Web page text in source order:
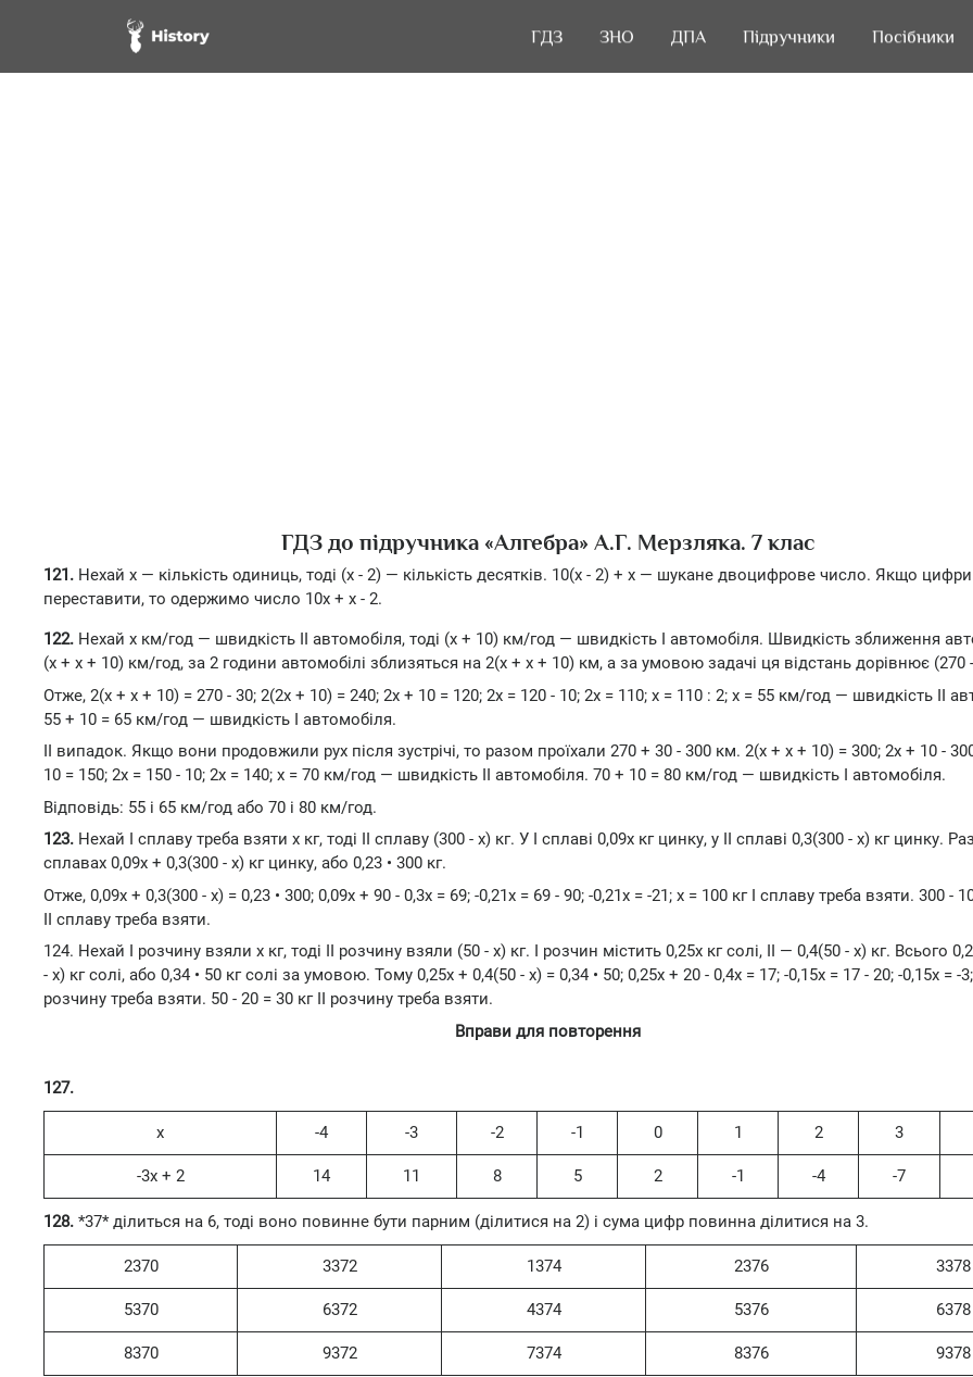
ГДЗ
ГДЗ ЗНО
ЗНО ДПА
ДПА Підручники
Підручники Посібники
Посібники
ГДЗ до підручника «Алгебра» А.Г. Мерзляка. 7 клас
121. Нехай х — кількість одиниць, тоді (х - 2) — кількість десятків. 10(х - 2) + х — шукане двоцифрове число. Якщо
переставити, то одержимо число 10х + х - 2.
122. Нехай х км/год — швидкість II автомобіля, тоді (х + 10) км/год — швидкість І автомобіля. Швидкість зближення
(х + х + 10) км/год, за 2 години автомобілі зблизяться на 2(х + х + 10) км, а за умовою задачі ця відстань дорівнює (270
Отже, 2(х + х + 10) = 270 - 30; 2(2х + 10) = 240; 2х + 10 = 120; 2х = 120 - 10; 2х = 110; х = 110 : 2; х = 55 км/год — швидкість II
55 + 10 = 65 км/год — швидкість І автомобіля.
II випадок. Якщо вони продовжили рух після зустрічі, то разом проїхали 270 + 30 - 300 км. 2(х + х + 10) = 300; 2х + 10 -
10 = 150; 2х = 150 - 10; 2х = 140; х = 70 км/год — швидкість II автомобіля. 70 + 10 = 80 км/год — швидкість І автомобіля.
Відповідь: 55 і 65 км/год або 70 і 80 км/год.
123. Нехай І сплаву треба взяти х кг, тоді II сплаву (300 - х) кг. У І сплаві 0,09х кг цинку, у II сплаві 0,3(300 - х) кг цинку.
сплавах 0,09х + 0,3(300 - х) кг цинку, або 0,23 • 300 кг.
Отже, 0,09х + 0,3(300 - х) = 0,23 • 300; 0,09х + 90 - 0,3х = 69; -0,21х = 69 - 90; -0,21х = -21; х = 100 кг І сплаву треба взяти. 300 -
II сплаву треба взяти.
124. Нехай І розчину взяли х кг, тоді II розчину взяли (50 - х) кг. І розчин містить 0,25х кг солі, II — 0,4(50 - х) кг. Всього
- х) кг солі, або 0,34 • 50 кг солі за умовою. Тому 0,25х + 0,4(50 - х) = 0,34 • 50; 0,25х + 20 - 0,4х = 17; -0,15х = 17 - 20; -0,15х = -3;
розчину треба взяти. 50 - 20 = 30 кг II розчину треба взяти.
Вправи для повторення
127.
x -4 -3 -2 -1 0 1 2 3
-3х + 2 14 11 8 5 2 -1 -4 -7
128. *37* ділиться на 6, тоді воно повинне бути парним (ділитися на 2) і сума цифр повинна ділитися на 3.
2370 3372 1374 2376 3378
5370 6372 4374 5376 6378
8370 9372 7374 8376 9378